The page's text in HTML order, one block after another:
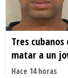
Tres
matar a un
Hace 14 horas